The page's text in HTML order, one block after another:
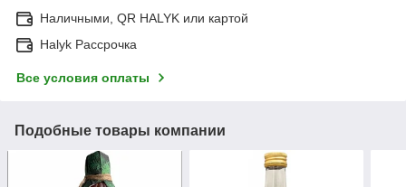
Наличными, QR HALYK или картой
Halyk Рассрочка
Все условия оплаты
Подобные товары компании